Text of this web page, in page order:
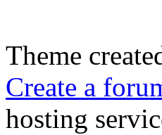
Theme
Create a
hosting